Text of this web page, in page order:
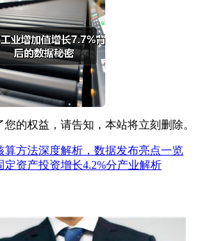
的权益，请告知，本站将立刻删除。
算方法深度解析，数据发布亮点一览
定资产投资增长4.2%分产业解析